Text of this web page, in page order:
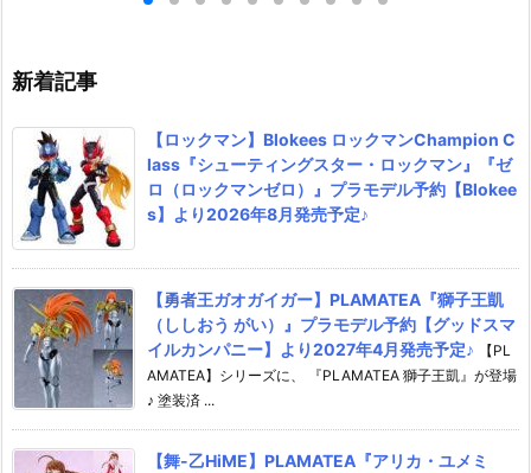
新着記事
【ロックマン】Blokees ロックマンChampion C
lass『シューティングスター・ロックマン』『ゼ
ロ（ロックマンゼロ）』プラモデル予約【Blokee
s】より2026年8月発売予定♪
【勇者王ガオガイガー】PLAMATEA『獅子王凱
（ししおう がい）』プラモデル予約【グッドスマ
イルカンパニー】より2027年4月発売予定♪
【PL
AMATEA】シリーズに、 『PLAMATEA 獅子王凱』が登場
♪ 塗装済 ...
【舞-乙HiME】PLAMATEA『アリカ・ユメミ